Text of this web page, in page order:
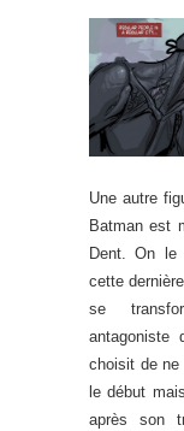
Une autre
Batman est
Dent. On le
cette
se
antagoniste
choisit de ne
le début
après son